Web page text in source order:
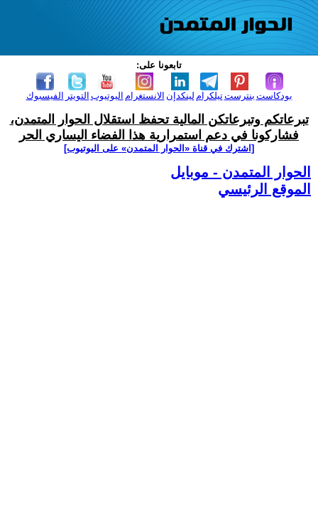
تابعونا على:
الفيسبوك التويتر اليوتيوب الانستغرام لينكدإن تيلكرامبنترست بودكاست
تبرعاتكم وتبرعاتكن المالية تحفظ استقلال الحوار المتمدن،
فشاركونا في دعم استمرارية هذا الفضاء اليساري الحر
[اشترك في قناة ‫«الحوار المتمدن» على اليوتيوب]
الحوار المتمدن - موبايل
الموقع الرئيسي